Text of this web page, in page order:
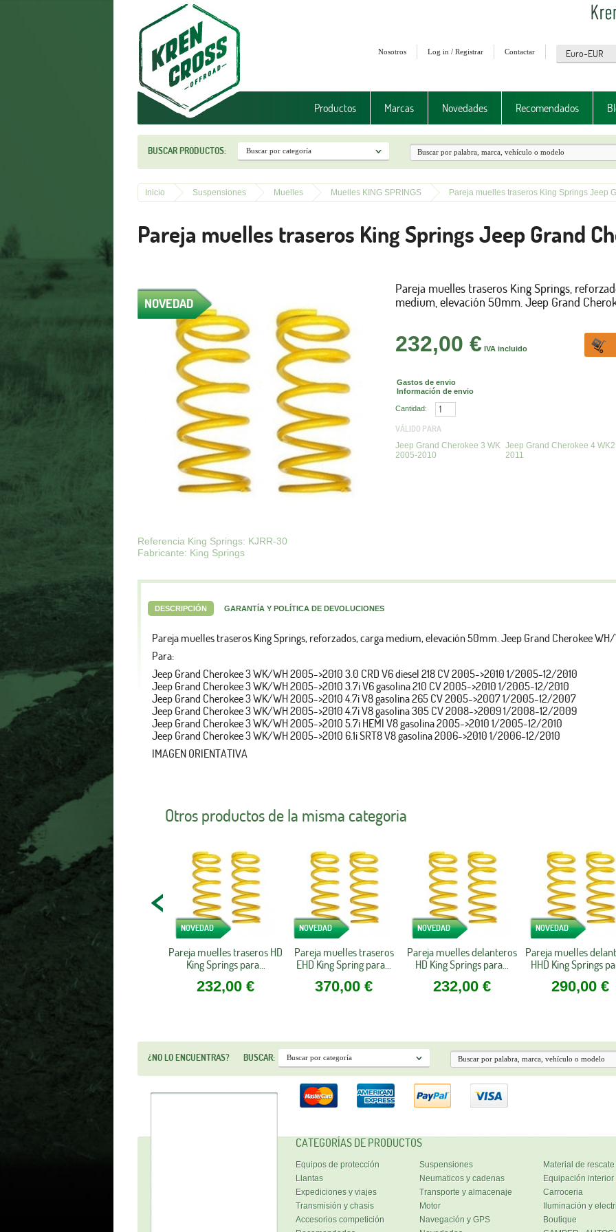
Contactar
Log in / Registrar
Nosotros
Productos Marcas Novedades Recomendados
BUSCAR PRODUCTOS:
Inicio Suspensiones Muelles Muelles KING SPRINGS Pareja muelles traseros King Springs Jeep
Pareja muelles traseros King Springs Jeep Grand
NOVEDAD
Referencia King Springs: KJRR-30
Fabricante: King Springs
Pareja muelles traseros King Springs,
medium, elevación 50mm. Jeep Grand
232,00 € IVA incluido
Gastos de envio
Información de envio
Cantidad:
VÁLIDO PARA
Jeep Grand Cherokee 3 WK
2005-2010
Jeep Grand Cherokee 4 WK2
2011
DESCRIPCIÓN GARANTÍA Y POLÍTICA DE DEVOLUCIONES
Pareja muelles traseros King Springs, reforzados, carga medium, elevación 50mm. Jeep Grand Cherokee
Para:
Jeep Grand Cherokee 3 WK/WH 2005->2010 3.0 CRD V6 diesel 218 CV 2005->2010 1/2005-12/2010
Jeep Grand Cherokee 3 WK/WH 2005->2010 3.7i V6 gasolina 210 CV 2005->2010 1/2005-12/2010
Jeep Grand Cherokee 3 WK/WH 2005->2010 4.7i V8 gasolina 265 CV 2005->2007 1/2005-12/2007
Jeep Grand Cherokee 3 WK/WH 2005->2010 4.7i V8 gasolina 305 CV 2008->2009 1/2008-12/2009
Jeep Grand Cherokee 3 WK/WH 2005->2010 5.7i HEMI V8 gasolina 2005->2010 1/2005-12/2010
Jeep Grand Cherokee 3 WK/WH 2005->2010 6.1i SRT8 V8 gasolina 2006->2010 1/2006-12/2010
IMAGEN ORIENTATIVA
Otros productos de la misma categoria
NOVEDAD
Pareja muelles traseros HD
King Springs para...
232,00 €
NOVEDAD
Pareja muelles traseros
EHD King Spring para...
370,00 €
NOVEDAD
Pareja muelles delanteros
HD King Springs para...
232,00 €
NOVEDAD
Pareja muelles
HHD King Springs
290,00 €
¿NO LO ENCUENTRAS? BUSCAR:
CATEGORÍAS DE PRODUCTOS
Equipos de protección Suspensiones
Material de rescate
Llantas
Neumaticos y cadenas
Equipación interior
Expediciones y viajes
Transporte y almacenaje
Carroceria
Transmisión y chasis
Motor
Iluminación y
Accesorios competición
Navegación y GPS
Boutique